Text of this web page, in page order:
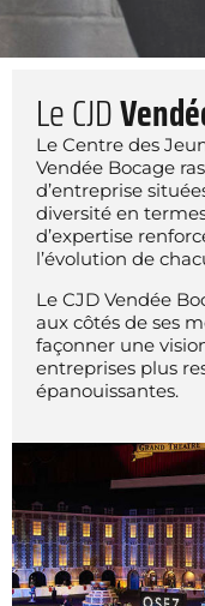
Le CJD
Le Centre des
Vendée Bocage
d’entreprise
diversité en
d’expertise
l’évolution de
Le CJD Vendée
aux côtés de ses
façonner une
entreprises plus
épanouissantes.